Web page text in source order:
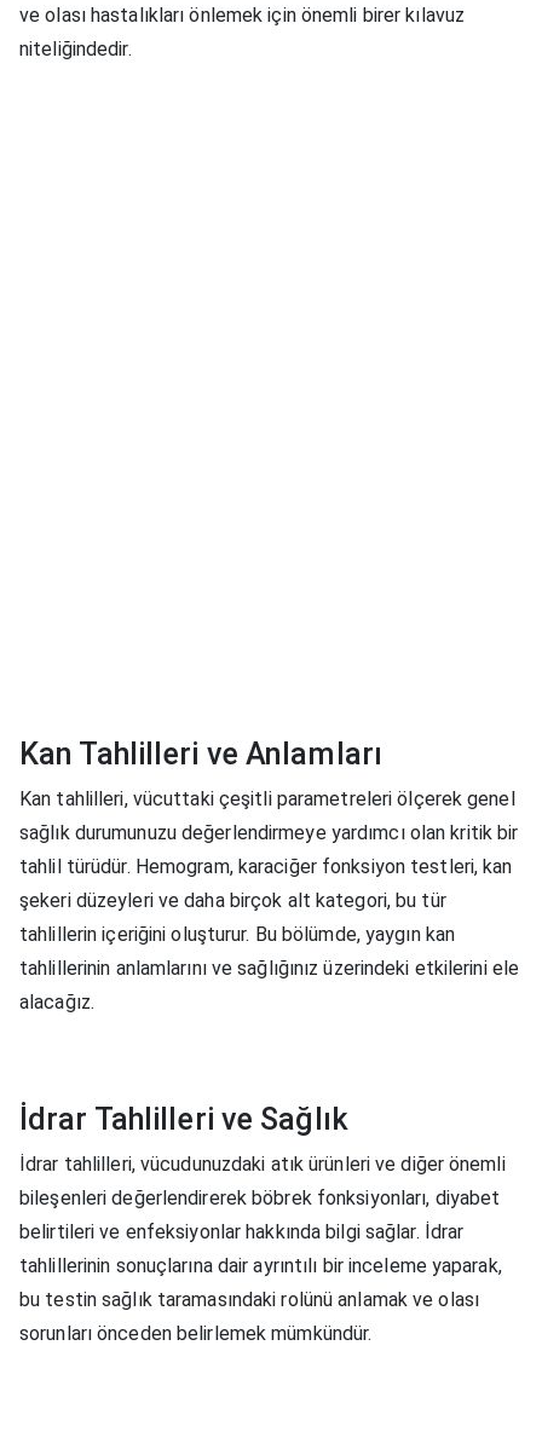
ve olası hastalıkları önlemek için önemli birer kılavuz
niteliğindedir.
Kan Tahlilleri ve Anlamları
Kan tahlilleri, vücuttaki çeşitli parametreleri ölçerek genel
sağlık durumunuzu değerlendirmeye yardımcı olan kritik bir
tahlil türüdür. Hemogram, karaciğer fonksiyon testleri, kan
şekeri düzeyleri ve daha birçok alt kategori, bu tür
tahlillerin içeriğini oluşturur. Bu bölümde, yaygın kan
tahlillerinin anlamlarını ve sağlığınız üzerindeki etkilerini ele
alacağız.
İdrar Tahlilleri ve Sağlık
İdrar tahlilleri, vücudunuzdaki atık ürünleri ve diğer önemli
bileşenleri değerlendirerek böbrek fonksiyonları, diyabet
belirtileri ve enfeksiyonlar hakkında bilgi sağlar. İdrar
tahlillerinin sonuçlarına dair ayrıntılı bir inceleme yaparak,
bu testin sağlık taramasındaki rolünü anlamak ve olası
sorunları önceden belirlemek mümkündür.